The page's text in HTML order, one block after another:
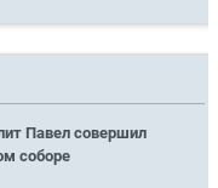
Павел совершил
соборе